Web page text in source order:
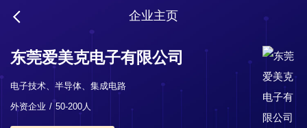
企业主页
东莞爱美克电子有限公司
电子技术、半导体、集成电路
外资企业
50-200人